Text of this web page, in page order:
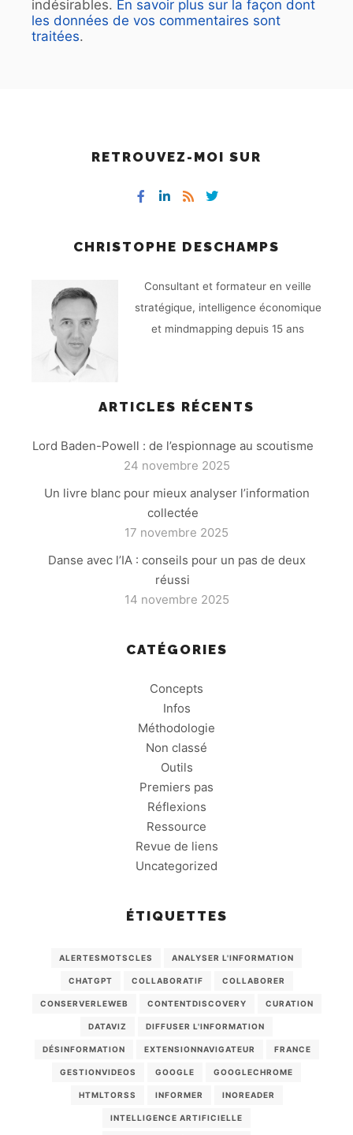
indésirables. En savoir plus sur la façon dont
les données de vos commentaires sont
traitées.
RETROUVEZ-MOI SUR
CHRISTOPHE DESCHAMPS
Consultant et formateur en veille
stratégique, intelligence économique
et mindmapping depuis 15 ans
ARTICLES RÉCENTS
Lord Baden-Powell : de l’espionnage au scoutisme
24 novembre 2025
Un livre blanc pour mieux analyser l’information
collectée
17 novembre 2025
Danse avec l’IA : conseils pour un pas de deux
réussi
14 novembre 2025
CATÉGORIES
Concepts
Infos
Méthodologie
Non classé
Outils
Premiers pas
Réflexions
Ressource
Revue de liens
Uncategorized
ÉTIQUETTES
ALERTESMOTSCLES ANALYSER L'INFORMATION
CHATGPT COLLABORATIF COLLABORER
CONSERVERLEWEB CONTENTDISCOVERY CURATION
DATAVIZ DIFFUSER L'INFORMATION
DÉSINFORMATION EXTENSIONNAVIGATEUR FRANCE
GESTIONVIDEOS GOOGLE GOOGLECHROME
HTMLTORSS INFORMER INOREADER
INTELLIGENCE ARTIFICIELLE